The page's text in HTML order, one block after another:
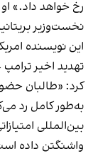
رخ خواهد داد.»
نخست‌وزیر
این نویسنده
تهدید اخیر
کرد: «طالبان
به‌طور کامل رد
بین‌المللی
واشنگتن داده